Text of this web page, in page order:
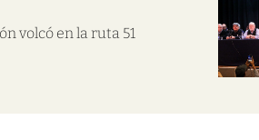
volcó en la ruta 51